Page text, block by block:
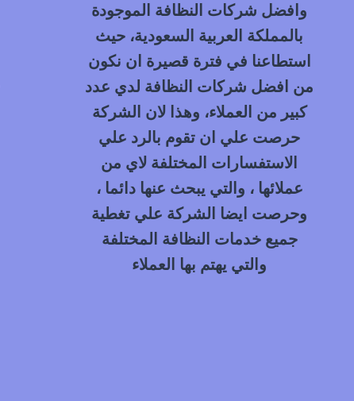
وافضل شركات النظافة الموجودة
بالمملكة العربية السعودية، حيث
استطاعنا في فترة قصيرة ان نكون
من افضل شركات النظافة لدي عدد
كبير من العملاء، وهذا لان الشركة
حرصت علي ان تقوم بالرد علي
الاستفسارات المختلفة لاي من
عملائها ، والتي يبحث عنها دائما ،
وحرصت ايضا الشركة علي تغطية
جميع خدمات النظافة المختلفة
والتي يهتم بها العملاء